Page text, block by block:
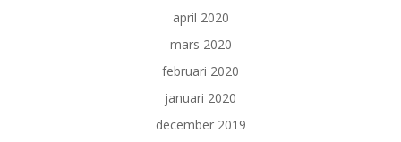
april 2020
mars 2020
februari 2020
januari 2020
december 2019